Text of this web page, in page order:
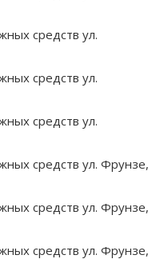
средств ул.
средств ул.
средств ул.
средств ул. Фрунзе,
средств ул. Фрунзе,
средств ул. Фрунзе,